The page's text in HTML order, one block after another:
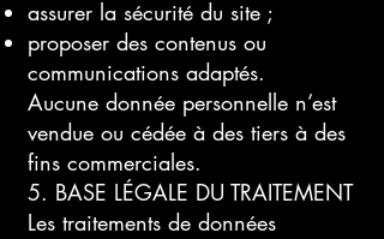
assurer la sécurité du site ;
proposer des contenus ou
communications adaptés.
Aucune donnée personnelle n’est
vendue ou cédée à des tiers à des
fins commerciales.
5. BASE LÉGALE DU TRAITEMENT
Les traitements de données